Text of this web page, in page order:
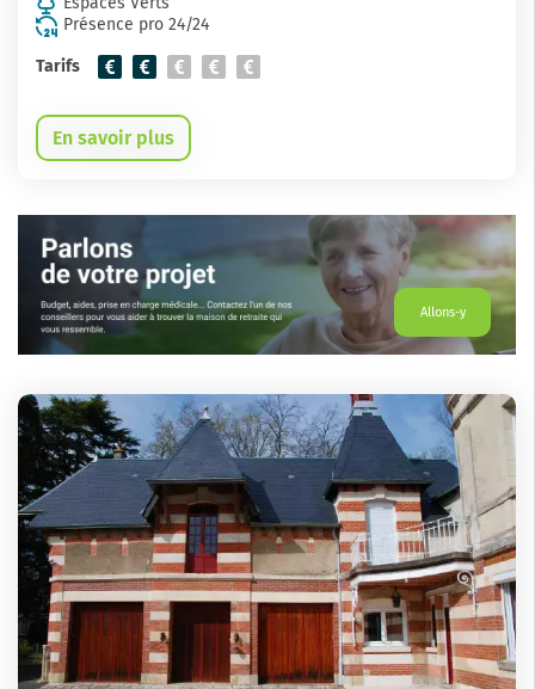
Présence pro 24/24
Tarifs
En savoir plus
Allons-y